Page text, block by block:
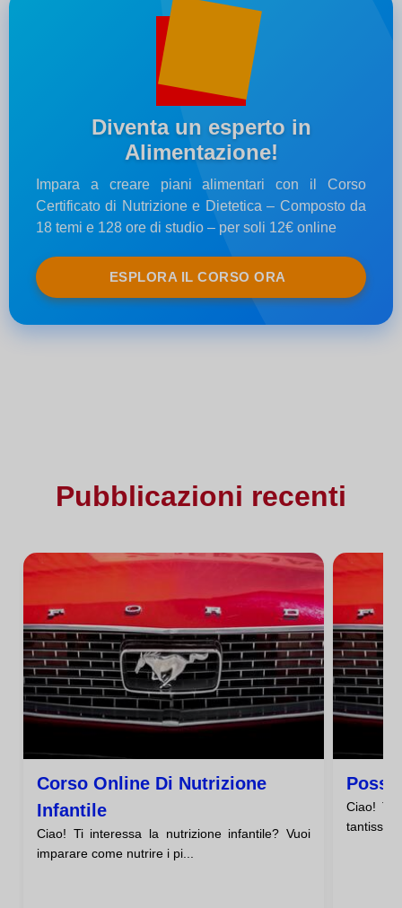
Diventa un esperto in
Alimentazione!
Impara a creare piani alimentari con il Corso
Certificato di Nutrizione e Dietetica – Composto da
18 temi e 128 ore di studio – per soli 12€ online
ESPLORA IL CORSO ORA
Pubblicazioni recenti
Corso Online Di Nutrizione
Infantile
Ciao! Ti interessa la nutrizione infantile? Vuoi
imparare come nutrire i pi...
Ciao! Ti